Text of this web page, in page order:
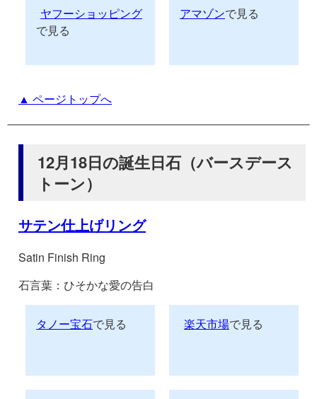
ヤフーショッピング
で見る
アマゾンで見る
▲ ページトップへ
12月18日の誕生日石（バースデース
トーン）
サテン仕上げリング
Satin Finish Ring
石言葉：ひそかな愛の告白
タノー宝石で見る 楽天市場で見る